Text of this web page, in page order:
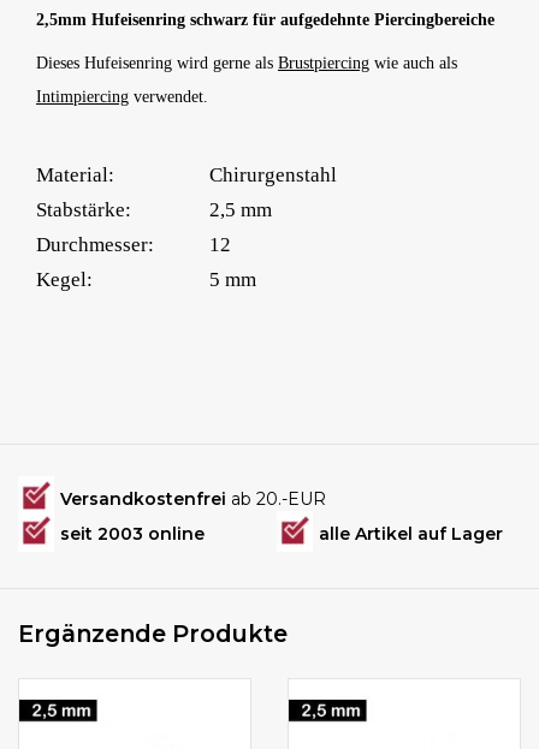
2,5mm Hufeisenring schwarz für aufgedehnte Piercingbereiche
Dieses Hufeisenring wird gerne als Brustpiercing wie auch als
Intimpiercing verwendet.
Material:
Chirurgenstahl
Stabstärke:
2,5 mm
Durchmesser:
12
Kegel:
5 mm
Versandkostenfrei ab 20.-EUR
seit 2003 online
alle Artikel auf Lager
Ergänzende Produkte